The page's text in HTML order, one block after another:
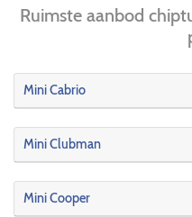
Ruimste aanbod
Mini Cabrio
Mini Clubman
Mini Cooper